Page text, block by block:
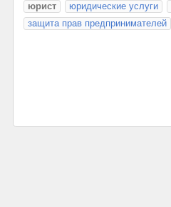
юрист юридические услуги
защита прав предпринимателей